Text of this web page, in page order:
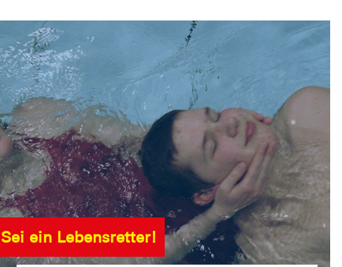
Sei ein Lebensretter!
Bilde dich aus zum
Rettungsschwimmer